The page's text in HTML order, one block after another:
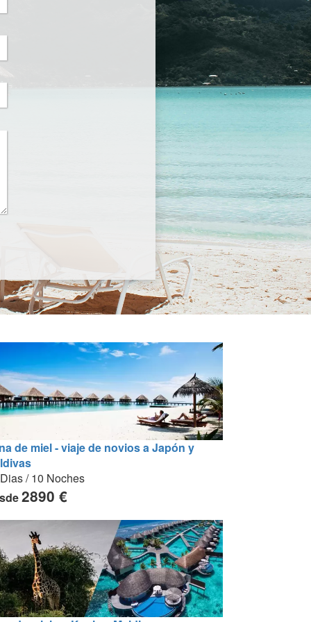
de miel - viaje de novios a Japón y
/ 10 Noches
2890 €